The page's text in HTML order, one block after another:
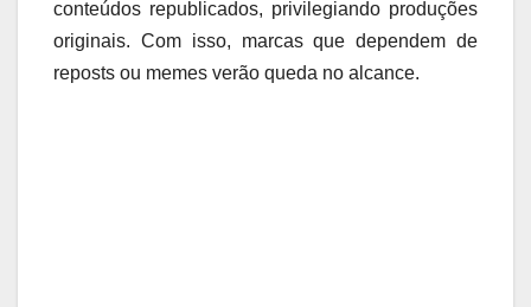
conteúdos republicados, privilegiando produções
originais. Com isso, marcas que dependem de
reposts ou memes verão queda no alcance.